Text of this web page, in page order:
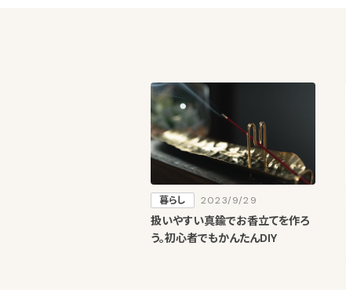
暮らし 2023/9/29
扱いやすい真鍮でお香立てを作ろ
う。初心者でもかんたんDIY